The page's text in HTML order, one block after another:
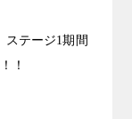
ステージ1期間
！